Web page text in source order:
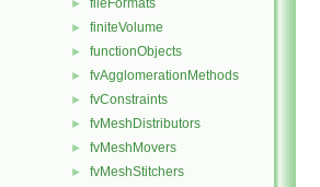
► fileFormats
► finiteVolume
► functionObjects
► fvAgglomerationMethods
► fvConstraints
► fvMeshDistributors
► fvMeshMovers
► fvMeshStitchers